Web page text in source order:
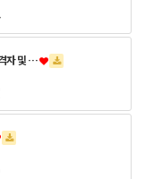
자 및 …